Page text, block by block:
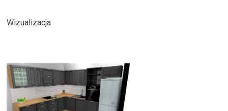
Wizualizacja